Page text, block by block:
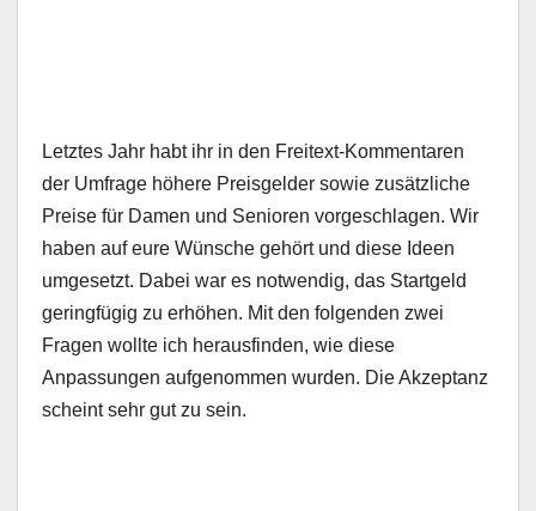
Letztes Jahr habt ihr in den Freitext-Kommentaren
der Umfrage höhere Preisgelder sowie zusätzliche
Preise für Damen und Senioren vorgeschlagen. Wir
haben auf eure Wünsche gehört und diese Ideen
umgesetzt. Dabei war es notwendig, das Startgeld
geringfügig zu erhöhen. Mit den folgenden zwei
Fragen wollte ich herausfinden, wie diese
Anpassungen aufgenommen wurden. Die Akzeptanz
scheint sehr gut zu sein.